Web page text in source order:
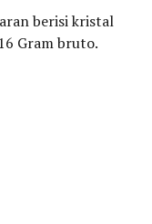
berisi kristal
Gram bruto.